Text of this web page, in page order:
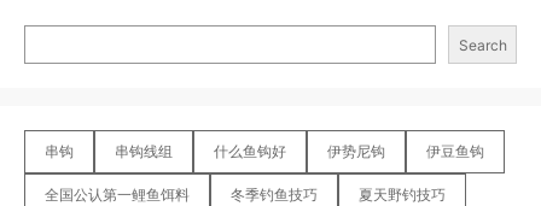
Search
串钩 串钩线组 什么鱼钩好 伊势尼钩 伊豆鱼钩
全国公认第一鲤鱼饵料 冬季钓鱼技巧 夏天野钓技巧